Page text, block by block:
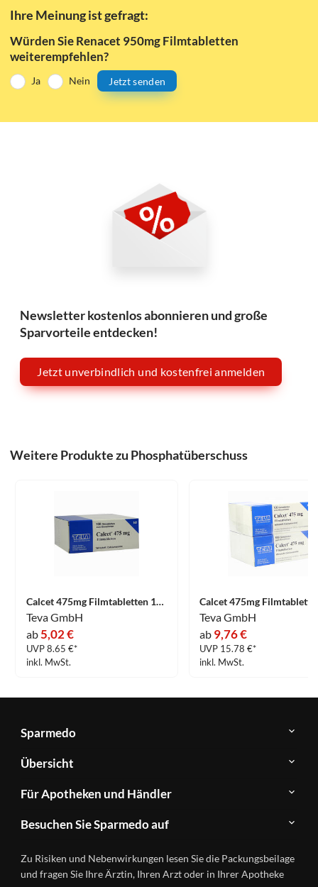
Ihre Meinung ist gefragt:
Würden Sie Renacet 950mg Filmtabletten
weiterempfehlen?
Ja Nein Jetzt senden
Newsletter kostenlos abonnieren und große
Sparvorteile entdecken!
Jetzt unverbindlich und kostenfrei anmelden
Weitere Produkte zu Phosphatüberschuss
Calcet 475mg Filmtabletten 100 Stück
Teva GmbH
ab5,02 €
UVP 8.65 €*
inkl. MwSt.
Teva GmbH
ab 9,76 €
UVP 15.78 €*
inkl. MwSt.
Sparmedo
Über
Sparmedo
FAQ
Kontakt
Datenschutz
Nutzungsbedingungen
Übersicht
Herstellerverzeichnis
Produkte
A-
Ratgeber
Wirkstoffe
Für Apotheken und Händler
&
Händlerlogin
Besuchen Sie Sparmedo auf
Instagram
Zu Risiken und Nebenwirkungen lesen Sie die Packungsbeilage
und fragen Sie Ihre Ärztin, Ihren Arzt oder in Ihrer Apotheke